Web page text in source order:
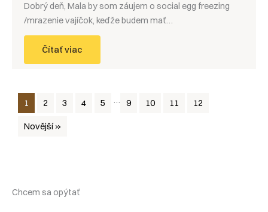
Dobrý deň, Mala by som záujem o social egg freezing
/mrazenie vajíčok, keďže budem mať…
Čítať viac
1 2 3 4 5 … 9 10 11 12
Novější »
Chcem sa opýtať